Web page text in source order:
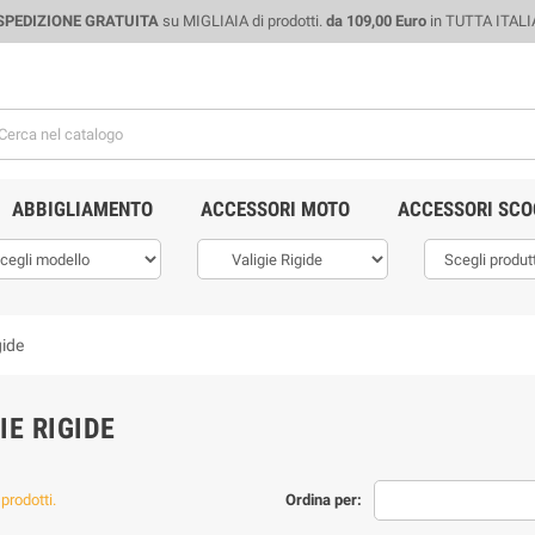
GRATUITAsu MIGLIAIA di prodotti. da 109,00 Euroin TUTTA
ABBIGLIAMENTO ACCESSORI MOTO ACCESSORI
RIGIDE
Ordina per: